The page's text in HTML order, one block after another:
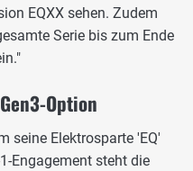
EQXX sehen. Zudem
Serie bis zum Ende
Option
seine Elektrosparte 'EQ'
Engagement steht die